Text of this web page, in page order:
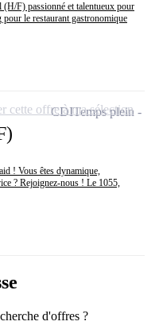
(H/F) passionné et talentueux pour
le restaurant gastronomique
! Vous êtes dynamique,
? Rejoignez-nous ! Le 1055,
CDITemps plein
cette offre à ma sélection
d'offres ?